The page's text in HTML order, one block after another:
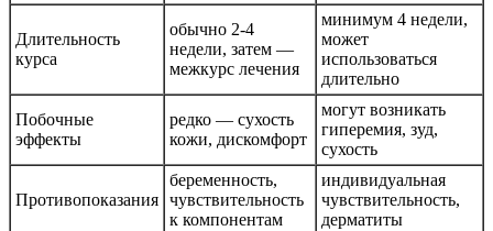
Длительность
курса
обычно 2-4
недели, затем —
межкурс лечения
минимум 4 недели,
может
использоваться
длительно
Побочные
эффекты
редко — сухость
кожи, дискомфорт
могут возникать
гиперемия, зуд,
сухость
Противопоказания
беременность,
чувствительность
к компонентам
индивидуальная
чувствительность,
дерматиты